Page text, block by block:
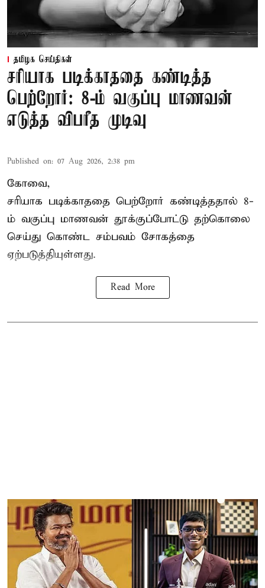
தமிழக செய்திகள்
சரியாக படிக்காததை கண்டித்த
பெற்றோர்: 8-ம் வகுப்பு மாணவன்
எடுத்த விபரீத முடிவு
Published on: 07 Aug 2026, 2:38 pm
கோவை,
சரியாக படிக்காததை பெற்றோர் கண்டித்ததால் 8-
ம் வகுப்பு மாணவன் தூக்குப்போட்டு தற்கொலை
செய்து கொண்ட சம்பவம் சோகத்தை
ஏற்படுத்தியுள்ளது.
Read More